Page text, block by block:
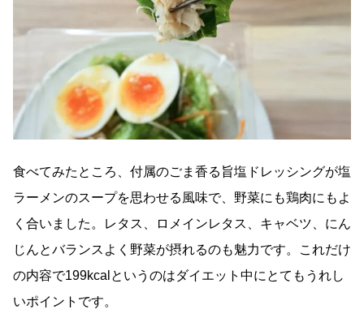
食べてみたところ、付属のごま香る旨塩ドレッシングが塩
ラーメンのスープを思わせる風味で、野菜にも鶏肉にもよ
く合いました。レタス、ロメインレタス、キャベツ、にん
じんとバランスよく野菜が摂れるのも魅力です。これだけ
の内容で199kcalというのはダイエット中にとてもうれし
いポイントです。